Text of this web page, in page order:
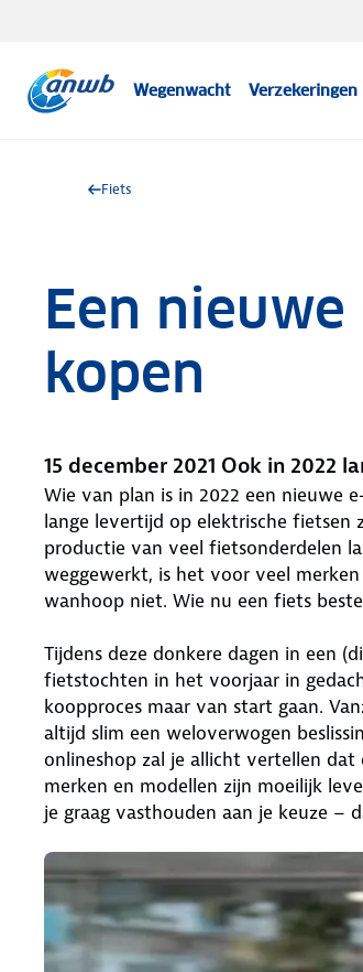
Wegenwacht Verzekeringen
Fiets
Een
kopen
15 december 2021 Ook in 2022
Wie van plan is in 2022 een nieuwe
lange levertijd op elektrische fietsen
productie van veel fietsonderdelen
weggewerkt, is het voor veel
wanhoop niet. Wie nu een fiets
Tijdens deze donkere dagen in een
fietstochten in het voorjaar in
koopproces maar van start gaan.
altijd slim een weloverwogen
onlineshop zal je allicht vertellen
merken en modellen zijn moeilijk
je graag vasthouden aan je keuze –